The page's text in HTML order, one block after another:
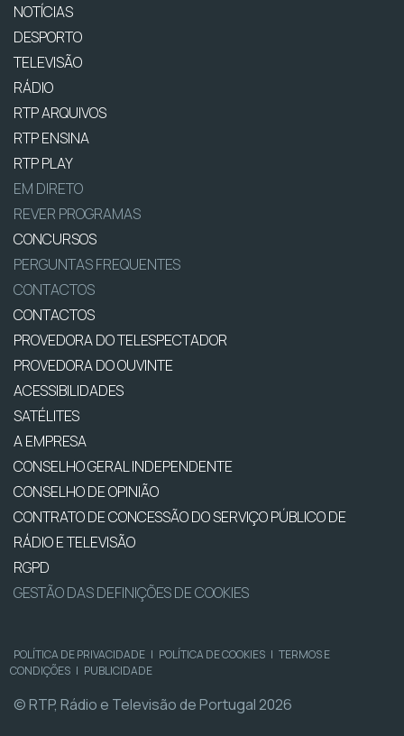
NOTÍCIAS
DESPORTO
TELEVISÃO
RÁDIO
RTP ARQUIVOS
RTP ENSINA
RTP PLAY
EM DIRETO
REVER PROGRAMAS
CONCURSOS
PERGUNTAS FREQUENTES
CONTACTOS
CONTACTOS
PROVEDORA DO TELESPECTADOR
PROVEDORA DO OUVINTE
ACESSIBILIDADES
SATÉLITES
A EMPRESA
CONSELHO GERAL INDEPENDENTE
CONSELHO DE OPINIÃO
CONTRATO DE CONCESSÃO DO SERVIÇO PÚBLICO DE
RÁDIO E TELEVISÃO
RGPD
GESTÃO DAS DEFINIÇÕES DE COOKIES
POLÍTICA DE PRIVACIDADE | POLÍTICA DE COOKIES | TERMOS E
CONDIÇÕES | PUBLICIDADE
© RTP, Rádio e Televisão de Portugal 2026